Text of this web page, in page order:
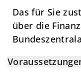
Das für Sie
über die